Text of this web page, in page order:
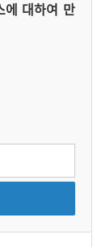
에 대하여 만